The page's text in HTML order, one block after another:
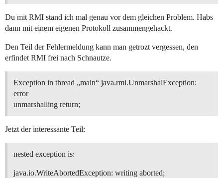
Du mit RMI stand ich mal genau vor dem gleichen Problem. Habs
dann mit einem eigenen Protokoll zusammengehackt.
Den Teil der Fehlermeldung kann man getrozt vergessen, den
erfindet RMI frei nach Schnautze.
Exception in thread „main“ java.rmi.UnmarshalException:
error
unmarshalling return;
Jetzt der interessante Teil:
nested exception is:
java.io.WriteAbortedException: writing aborted;